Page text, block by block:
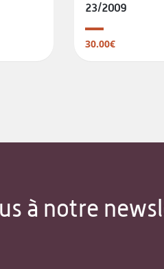
23/2009
30.00€
à notre